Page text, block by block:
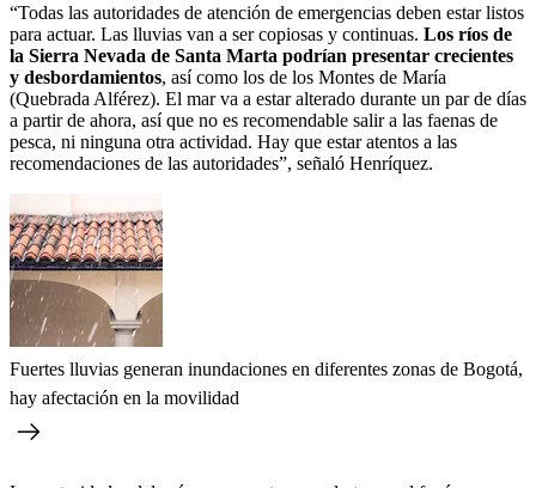
“Todas las autoridades de atención de emergencias deben estar listos
para actuar. Las lluvias van a ser copiosas y continuas. Los ríos de
la Sierra Nevada de Santa Marta podrían presentar crecientes
y desbordamientos, así como los de los Montes de María
(Quebrada Alférez). El mar va a estar alterado durante un par de días
a partir de ahora, así que no es recomendable salir a las faenas de
pesca, ni ninguna otra actividad. Hay que estar atentos a las
recomendaciones de las autoridades”, señaló Henríquez.
Fuertes lluvias generan inundaciones en diferentes zonas de Bogotá,
hay afectación en la movilidad